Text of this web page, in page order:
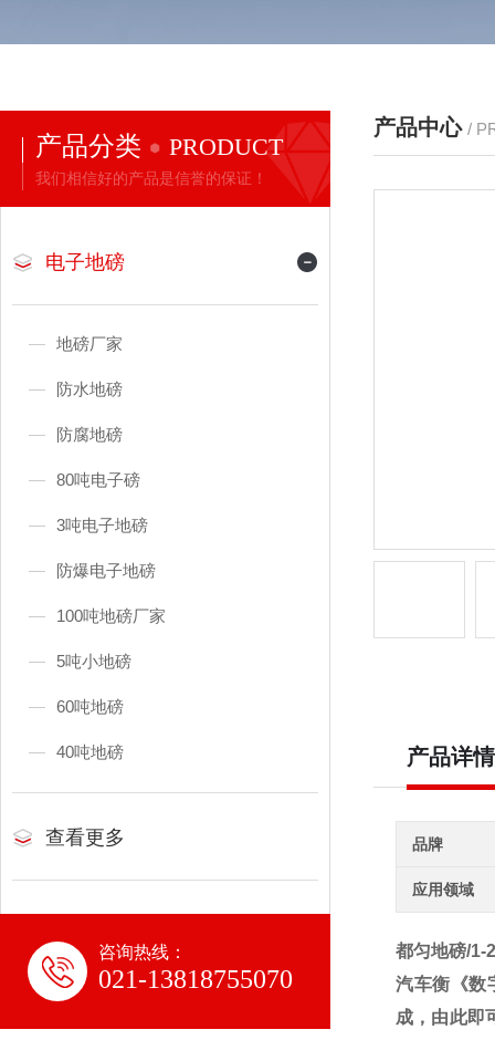
产品分类 PRODUCT
我们相信好的产品是信誉的保证！
电子地磅
地磅厂家
防水地磅
防腐地磅
80吨电子磅
3吨电子地磅
防爆电子地磅
100吨地磅厂家
5吨小地磅
60吨地磅
40吨地磅
查看更多
咨询热线：
021-13818755070
产品中心 /
产品详情
品牌
应用领域
都匀地磅/1-
汽车衡 《
成，由此即